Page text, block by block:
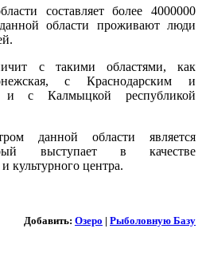
составляет более 4000000
области проживают люди
с такими областями, как
с Краснодарским и
и с Калмыцкой республикой
данной области является
выступает в качестве
культурного центра.
Добавить: Озеро | Рыболовную Базу